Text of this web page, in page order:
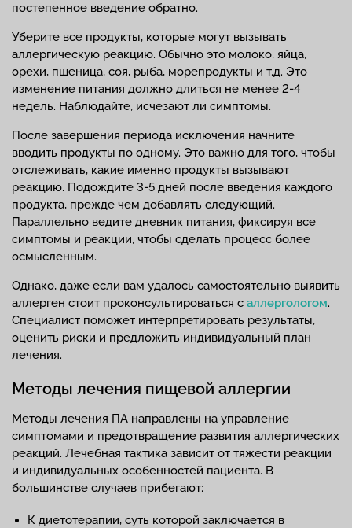
постепенное введение обратно.
Уберите все продукты, которые могут вызывать
аллергическую реакцию. Обычно это молоко, яйца,
орехи, пшеница, соя, рыба, морепродукты и т.д. Это
изменение питания должно длиться не менее 2-4
недель. Наблюдайте, исчезают ли симптомы.
После завершения периода исключения начните
вводить продукты по одному. Это важно для того, чтобы
отслеживать, какие именно продукты вызывают
реакцию. Подождите 3-5 дней после введения каждого
продукта, прежде чем добавлять следующий.
Параллельно ведите дневник питания, фиксируя все
симптомы и реакции, чтобы сделать процесс более
осмысленным.
Однако, даже если вам удалось самостоятельно выявить
аллерген стоит проконсультироваться с аллергологом.
Специалист поможет интерпретировать результаты,
оценить риски и предложить индивидуальный план
лечения.
Методы лечения пищевой аллергии
Методы лечения ПА направлены на управление
симптомами и предотвращение развития аллергических
реакций. Лечебная тактика зависит от тяжести реакции
и индивидуальных особенностей пациента. В
большинстве случаев прибегают:
К диетотерапии, суть которой заключается в